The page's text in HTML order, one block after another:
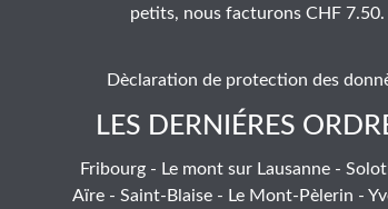
petits, nous facturons CHF 7.50.
Dèclaration de protection des
LES DERNIÉRES
Fribourg - Le mont sur Lausanne -
Aïre - Saint-Blaise - Le Mont-Pèlerin -